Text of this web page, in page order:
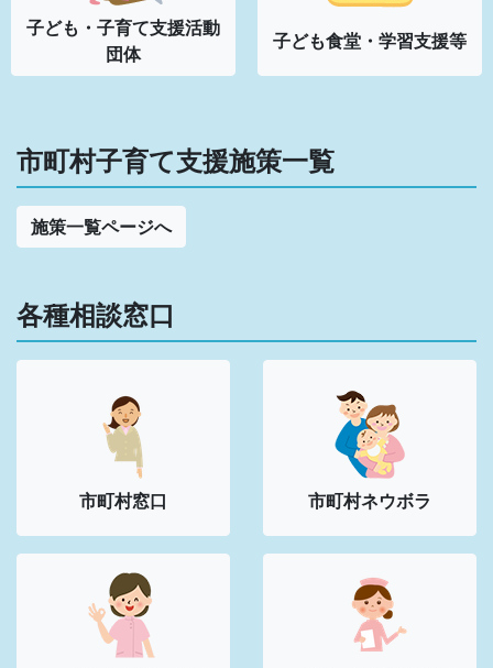
子ども・子育て支援活動
団体
子ども食堂・学習支援等
市町村子育て支援施策一覧
施策一覧ページへ
各種相談窓口
市町村窓口 市町村ネウボラ